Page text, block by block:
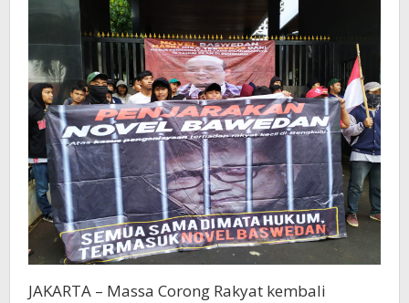
Penjarakan
Baswedan?
JAKARTA – Massa Corong Rakyat kembali